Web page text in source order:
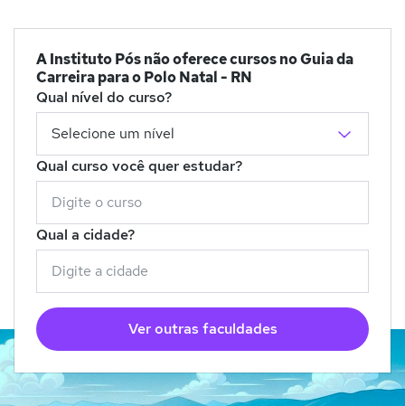
A Instituto Pós não oferece cursos no Guia da
Carreira para o Polo Natal - RN
Qual nível do curso?
Qual curso você quer estudar?
Qual a cidade?
Ver outras faculdades